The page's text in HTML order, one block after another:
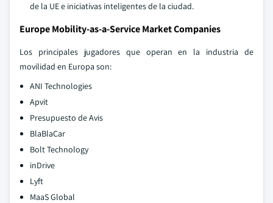
de la UE e iniciativas inteligentes de la ciudad.
Europe Mobility-as-a-Service Market Companies
Los principales jugadores que operan en la industria de
movilidad en Europa son:
ANI Technologies
Apvit
Presupuesto de Avis
BlaBlaCar
Bolt Technology
inDrive
Lyft
MaaS Global